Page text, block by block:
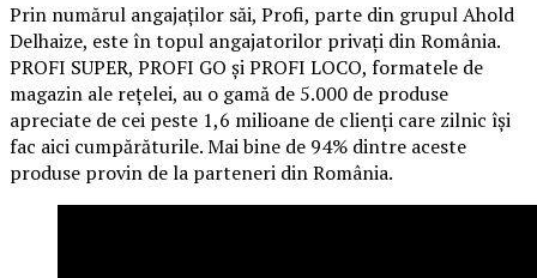
Prin numărul angajaților săi, Profi, parte din grupul Ahold
Delhaize, este în topul angajatorilor privați din România.
PROFI SUPER, PROFI GO și PROFI LOCO, formatele de
magazin ale rețelei, au o gamă de 5.000 de produse
apreciate de cei peste 1,6 milioane de clienți care zilnic își
fac aici cumpărăturile. Mai bine de 94% dintre aceste
produse provin de la parteneri din România.